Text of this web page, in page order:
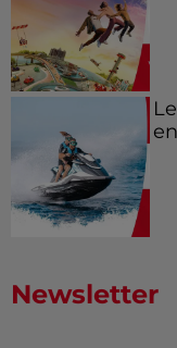
Newsletter